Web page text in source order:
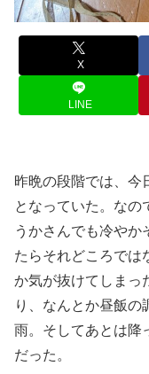
X
LINE
昨晩の段階では、今
となっていた。なの
うかさんでも冷やか
たらそれどころでは
か気が抜けてしまっ
り、なんとか昼飯の
雨。そしてあとは降
だった。